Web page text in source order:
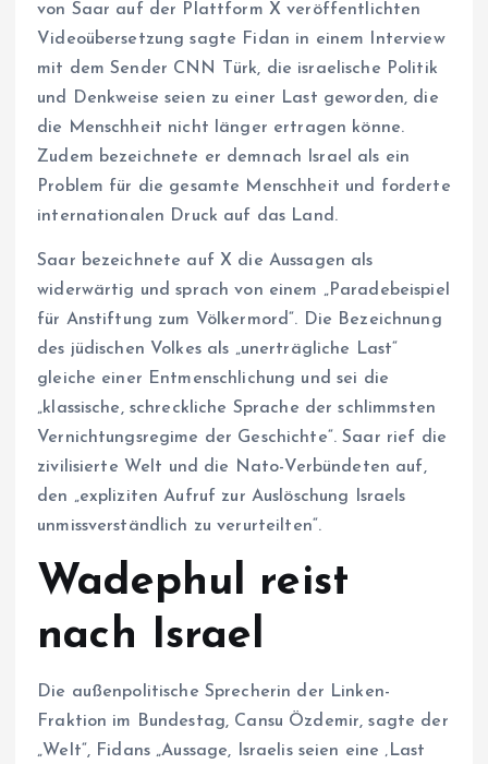
von Saar auf der Plattform X veröffentlichten
Videoübersetzung sagte Fidan in einem Interview
mit dem Sender CNN Türk, die israelische Politik
und Denkweise seien zu einer Last geworden, die
die Menschheit nicht länger ertragen könne.
Zudem bezeichnete er demnach Israel als ein
Problem für die gesamte Menschheit und forderte
internationalen Druck auf das Land.
Saar bezeichnete auf X die Aussagen als
widerwärtig und sprach von einem „Paradebeispiel
für Anstiftung zum Völkermord“. Die Bezeichnung
des jüdischen Volkes als „unerträgliche Last“
gleiche einer Entmenschlichung und sei die
„klassische, schreckliche Sprache der schlimmsten
Vernichtungsregime der Geschichte“. Saar rief die
zivilisierte Welt und die Nato-Verbündeten auf,
den „expliziten Aufruf zur Auslöschung Israels
unmissverständlich zu verurteilten“.
Wadephul reist
nach Israel
Die außenpolitische Sprecherin der Linken-
Fraktion im Bundestag, Cansu Özdemir, sagte der
„Welt“, Fidans „Aussage, Israelis seien eine ‚Last